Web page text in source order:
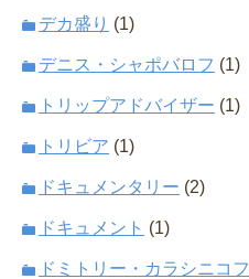
デカ盛り (1)
デニス・シャポバロフ (1)
トリップアドバイザー (1)
トリビア (1)
ドキュメンタリー (2)
ドキュメント (1)
ドミトリー・カラシニコフ